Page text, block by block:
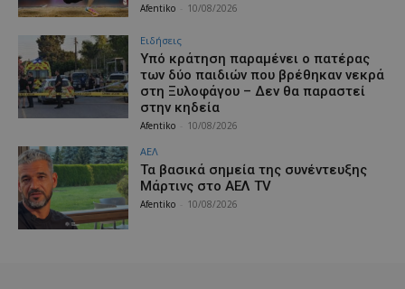
Afentiko 10/08/2026
Ειδήσεις
Υπό κράτηση παραμένει ο πατέρας
των δύο παιδιών που βρέθηκαν νεκρά
στη Ξυλοφάγου – Δεν θα παραστεί
στην κηδεία
Afentiko 10/08/2026
ΑΕΛ
Τα βασικά σημεία της συνέντευξης
Μάρτινς στο AEΛ TV
Afentiko 10/08/2026